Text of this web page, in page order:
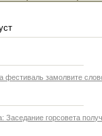
фестиваль замолвите
Заседание горсовета